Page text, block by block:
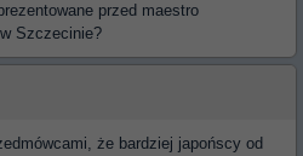
przed maestro
Szczecinie?
że bardziej japońscy od